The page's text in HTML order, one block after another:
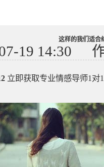
这样的我们适合
19 14:30
立即获取专业情感导师1对